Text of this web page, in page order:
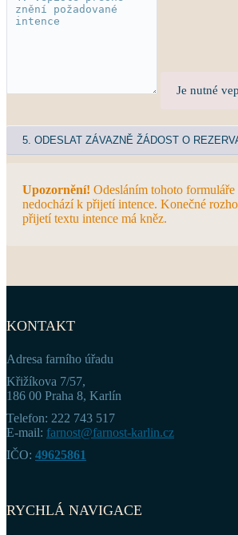
Je nutné
Upozornění! Odesláním tohoto
nedochází k přijetí intence. Konečné
přijetí textu intence má kněz.
KONTAKT
Adresa farního úřadu
Křižíkova 7/57,
186 00 Praha 8, Karlín
Telefon: 222 743 517
E-mail: farnost@farnost-karlin.cz
IČO: 49625861
RYCHLÁ NAVIGACE